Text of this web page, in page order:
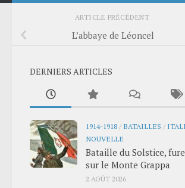
ARTICLE PRÉCÉDENT
L’abbaye de Léoncel
DERNIERS ARTICLES
1914-1918 / BATAILLES /
NOUVELLE
Bataille du Solstice,
sur le Monte Grappa
2 AOÛT 2026